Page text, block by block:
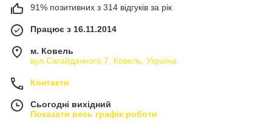
91% позитивних з 314 відгуків за рік
Працює з 16.11.2014
м. Ковель
вул.Сагайдачного 7, Ковель, Україна
Контакти
Сьогодні вихідний
Показати весь графік роботи